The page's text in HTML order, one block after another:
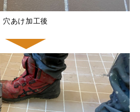
穴あけ加工後